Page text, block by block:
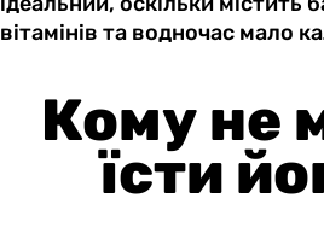
вітамінів та водночас мало
Кому не
їсти